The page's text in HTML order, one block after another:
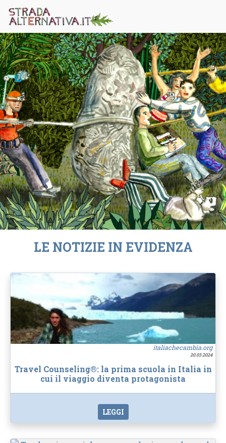
LE NOTIZIE IN EVIDENZA
italiachecambia.org
20.03.2024
Travel Counseling®: la prima scuola in Italia in
cui il viaggio diventa protagonista
LEGGI